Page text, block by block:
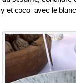
et coco avec le